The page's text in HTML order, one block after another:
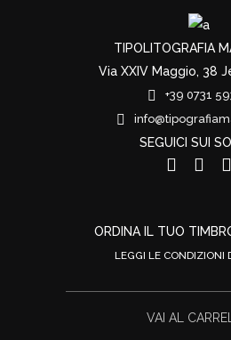
TIPOLITOGRAFIA
Via XXIV Maggio, 38
+39 0731
SEGUICI SUI
ORDINA IL TUO
LEGGI LE CONDIZIONI
VAI AL